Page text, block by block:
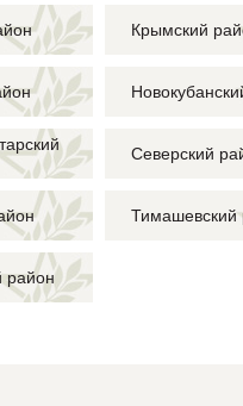
Крымский
Северский
Тимашевский
район